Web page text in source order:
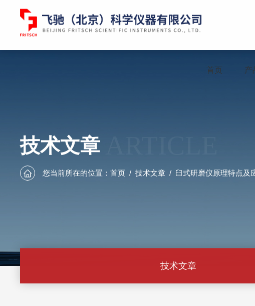
首页 产
技术文章
您当前所在的位置： 首页 / 技术文章 / 臼式研磨仪原理特点及
技术文章